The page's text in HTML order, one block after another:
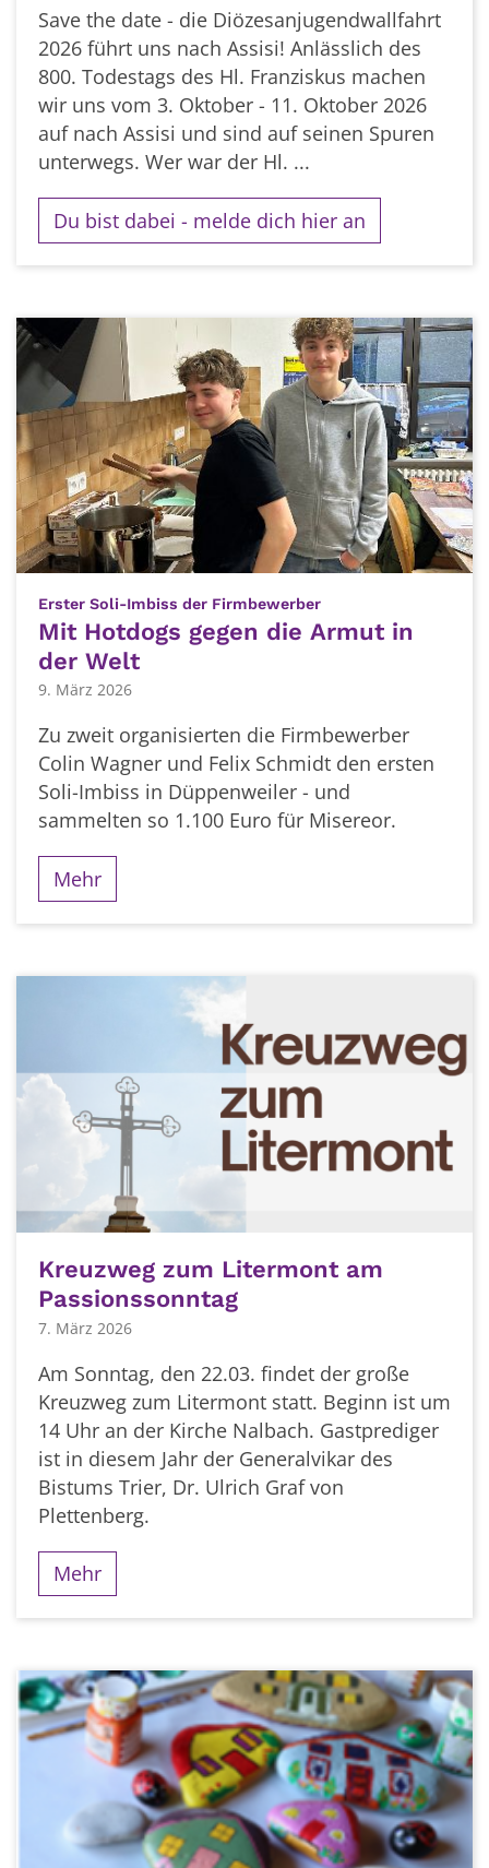
Save the date - die Diözesanjugendwallfahrt
2026 führt uns nach Assisi! Anlässlich des
800. Todestags des Hl. Franziskus machen
wir uns vom 3. Oktober - 11. Oktober 2026
auf nach Assisi und sind auf seinen Spuren
unterwegs. Wer war der Hl. ...
Du bist dabei - melde dich hier an
Erster Soli-Imbiss der Firmbewerber:
Mit Hotdogs gegen die Armut in
der Welt
9. März 2026
Zu zweit organisierten die Firmbewerber
Colin Wagner und Felix Schmidt den ersten
Soli-Imbiss in Düppenweiler - und
sammelten so 1.100 Euro für Misereor.
Mehr
Kreuzweg zum Litermont am
Passionssonntag
7. März 2026
Am Sonntag, den 22.03. findet der große
Kreuzweg zum Litermont statt. Beginn ist um
14 Uhr an der Kirche Nalbach. Gastprediger
ist in diesem Jahr der Generalvikar des
Bistums Trier, Dr. Ulrich Graf von
Plettenberg.
Mehr